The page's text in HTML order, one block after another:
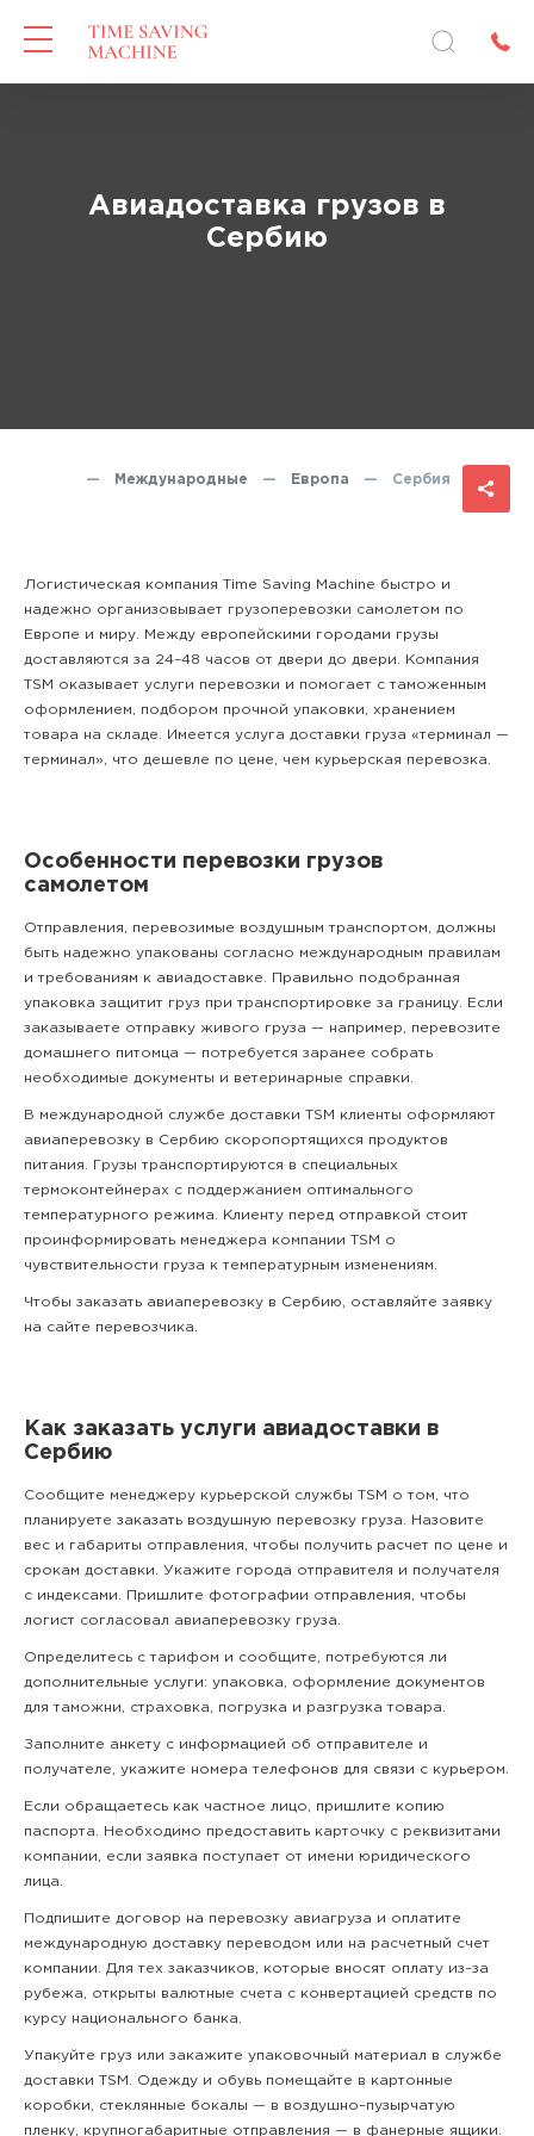
Авиадоставка грузов в
Сербию
— Международные — Европа — Сербия
Логистическая компания Time Saving Machine быстро и
надежно организовывает грузоперевозки самолетом по
Европе и миру. Между европейскими городами грузы
доставляются за 24–48 часов от двери до двери. Компания
TSM оказывает услуги перевозки и помогает с таможенным
оформлением, подбором прочной упаковки, хранением
товара на складе. Имеется услуга доставки груза «терминал —
терминал», что дешевле по цене, чем курьерская перевозка.
Особенности перевозки грузов
самолетом
Отправления, перевозимые воздушным транспортом, должны
быть надежно упакованы согласно международным правилам
и требованиям к авиадоставке. Правильно подобранная
упаковка защитит груз при транспортировке за границу. Если
заказываете отправку живого груза — например, перевозите
домашнего питомца — потребуется заранее собрать
необходимые документы и ветеринарные справки.
В международной службе доставки TSM клиенты оформляют
авиаперевозку в Сербию скоропортящихся продуктов
питания. Грузы транспортируются в специальных
термоконтейнерах с поддержанием оптимального
температурного режима. Клиенту перед отправкой стоит
проинформировать менеджера компании TSM о
чувствительности груза к температурным изменениям.
Чтобы заказать авиаперевозку в Сербию, оставляйте заявку
на сайте перевозчика.
Как заказать услуги авиадоставки в
Сербию
Сообщите менеджеру курьерской службы TSM о том, что
планируете заказать воздушную перевозку груза. Назовите
вес и габариты отправления, чтобы получить расчет по цене и
срокам доставки. Укажите города отправителя и получателя
с индексами. Пришлите фотографии отправления, чтобы
логист согласовал авиаперевозку груза.
Определитесь с тарифом и сообщите, потребуются ли
дополнительные услуги: упаковка, оформление документов
для таможни, страховка, погрузка и разгрузка товара.
Заполните анкету с информацией об отправителе и
получателе, укажите номера телефонов для связи с курьером.
Если обращаетесь как частное лицо, пришлите копию
паспорта. Необходимо предоставить карточку с реквизитами
компании, если заявка поступает от имени юридического
лица.
Подпишите договор на перевозку авиагруза и оплатите
международную доставку переводом или на расчетный счет
компании. Для тех заказчиков, которые вносят оплату из–за
рубежа, открыты валютные счета с конвертацией средств по
курсу национального банка.
Упакуйте груз или закажите упаковочный материал в службе
доставки TSM. Одежду и обувь помещайте в картонные
коробки, стеклянные бокалы — в воздушно–пузырчатую
пленку, крупногабаритные отправления — в фанерные ящики.